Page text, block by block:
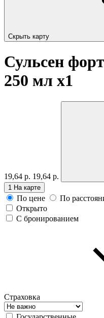
Скрыть карту
Сульсен
250 мл x1
19,64 р. 19,64 р.
1 На карте
По цене
По
Открыто
С бронированием
Страховка